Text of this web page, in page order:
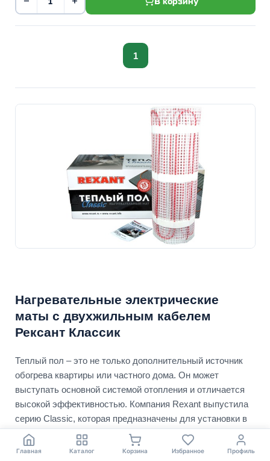
1
Нагревательные электрические
маты с двухжильным кабелем
Рексант Классик
Теплый пол – это не только дополнительный источник
обогрева квартиры или частного дома. Он может
выступать основной системой отопления и отличается
высокой эффективностью. Компания Rexant выпустила
серию Classic, которая предназначены для установки в
цементно-песчаную стяжку.
Главная Каталог Корзина Избранное Профиль